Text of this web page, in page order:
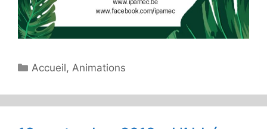
Catégories
Accueil, Animations